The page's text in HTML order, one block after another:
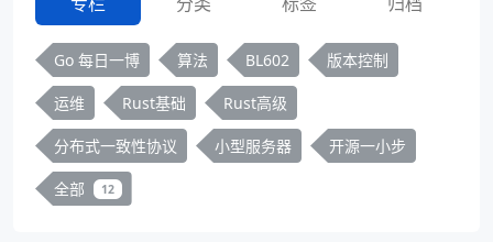
Go 每日一博 算法 BL602 版本控制
运维 Rust基础 Rust高级
分布式一致性协议 小型服务器 开源一小步
全部 12